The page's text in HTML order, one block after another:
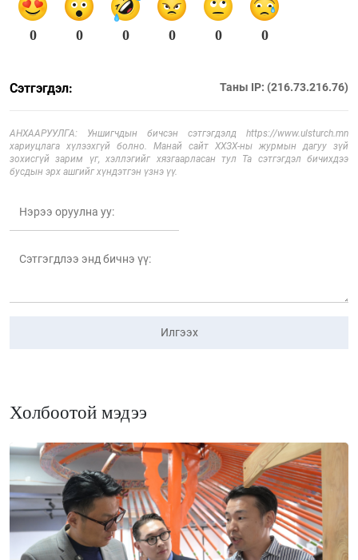
0 0 0 0 0 0
Сэтгэгдэл: Таны IP: (216.73.216.76)
АНХААРУУЛГА: Уншигчдын бичсэн сэтгэгдэлд https://www.ulsturch.mn
хариуцлага хүлээхгүй болно. Манай сайт ХХЗХ-ны журмын дагуу зүй
зохисгүй зарим үг, хэллэгийг хязгаарласан тул Та сэтгэгдэл бичихдээ
бусдын эрх ашгийг хүндэтгэн үзнэ үү.
Илгээх
Холбоотой мэдээ